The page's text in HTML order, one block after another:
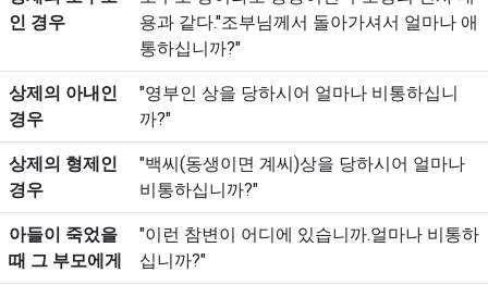
인 경우
용과 같다."조부님께서 돌아가셔서 얼마나 애
통하십니까?"
상제의 아내인
경우
"영부인 상을 당하시어 얼마나 비통하십니
까?"
상제의 형제인
경우
"백씨(동생이면 계씨)상을 당하시어 얼마나
비통하십니까?"
아들이 죽었을
때 그 부모에게
"이런 참변이 어디에 있습니까.얼마나 비통하
십니까?"